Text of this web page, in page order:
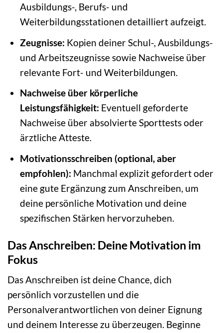
Ausbildungs-, Berufs- und
Weiterbildungsstationen detailliert aufzeigt.
Zeugnisse: Kopien deiner Schul-, Ausbildungs-
und Arbeitszeugnisse sowie Nachweise über
relevante Fort- und Weiterbildungen.
Nachweise über körperliche
Leistungsfähigkeit: Eventuell geforderte
Nachweise über absolvierte Sporttests oder
ärztliche Atteste.
Motivationsschreiben (optional, aber
empfohlen): Manchmal explizit gefordert oder
eine gute Ergänzung zum Anschreiben, um
deine persönliche Motivation und deine
spezifischen Stärken hervorzuheben.
Das Anschreiben: Deine Motivation im
Fokus
Das Anschreiben ist deine Chance, dich
persönlich vorzustellen und die
Personalverantwortlichen von deiner Eignung
und deinem Interesse zu überzeugen. Beginne